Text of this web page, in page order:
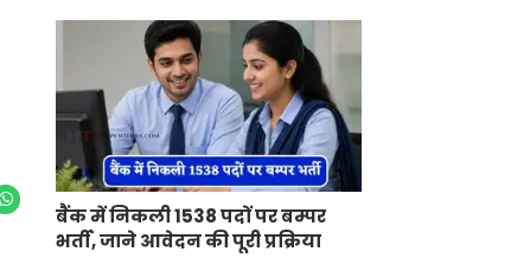
बैंक में निकली 1538 पदों पर बम्पर
भर्ती, जाने आवेदन की पूरी प्रक्रिया